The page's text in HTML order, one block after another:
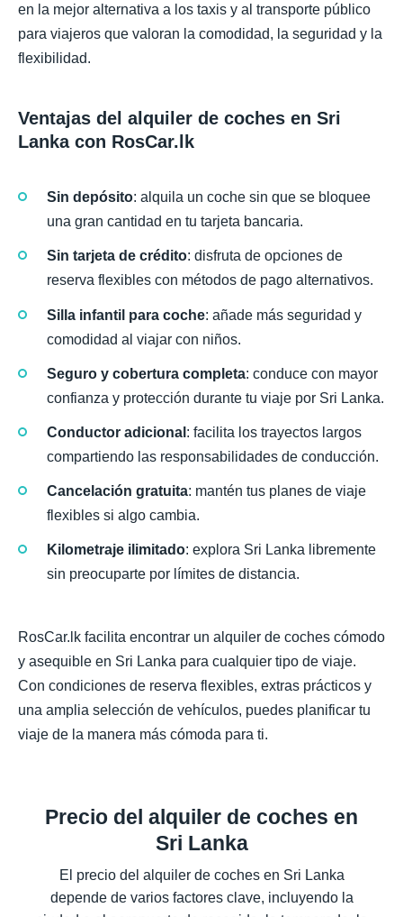
en la mejor alternativa a los taxis y al transporte público
para viajeros que valoran la comodidad, la seguridad y la
flexibilidad.
Ventajas del alquiler de coches en Sri
Lanka con RosCar.lk
Sin depósito: alquila un coche sin que se bloquee
una gran cantidad en tu tarjeta bancaria.
Sin tarjeta de crédito: disfruta de opciones de
reserva flexibles con métodos de pago alternativos.
Silla infantil para coche: añade más seguridad y
comodidad al viajar con niños.
Seguro y cobertura completa: conduce con mayor
confianza y protección durante tu viaje por Sri Lanka.
Conductor adicional : facilita los trayectos largos
compartiendo las responsabilidades de conducción.
Cancelación gratuita: mantén tus planes de viaje
flexibles si algo cambia.
Kilometraje ilimitado: explora Sri Lanka libremente
sin preocuparte por límites de distancia.
RosCar.lk facilita encontrar un alquiler de coches cómodo
y asequible en Sri Lanka para cualquier tipo de viaje.
Con condiciones de reserva flexibles, extras prácticos y
una amplia selección de vehículos, puedes planificar tu
viaje de la manera más cómoda para ti.
Precio del alquiler de coches en
Sri Lanka
El precio del alquiler de coches en Sri Lanka
depende de varios factores clave, incluyendo la